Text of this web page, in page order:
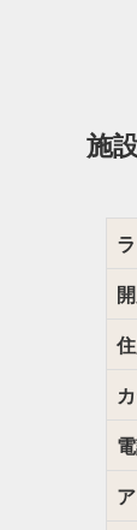
施